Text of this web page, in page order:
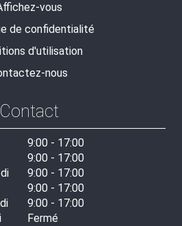
vous
de confidentialité
d'utilisation
nous
Contact
9:00 - 17:00
9:00 - 17:00
9:00 - 17:00
9:00 - 17:00
9:00 - 17:00
Fermé